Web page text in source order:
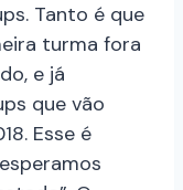
Tanto é que
turma fora
e já
que vão
Esse é